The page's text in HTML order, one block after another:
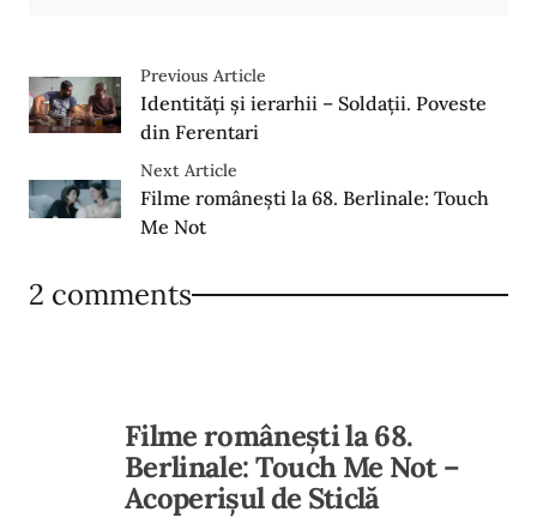
Previous Article
Identități și ierarhii – Soldații. Poveste
din Ferentari
Next Article
Filme româneşti la 68. Berlinale: Touch
Me Not
2 comments
Filme româneşti la 68.
Berlinale: Touch Me Not –
Acoperișul de Sticlă